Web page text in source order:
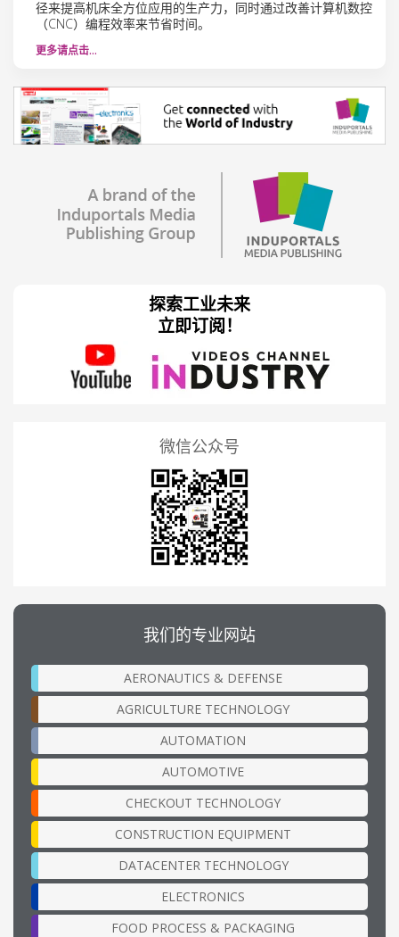
径来提高机床全方位应用的生产力，同时通过改善计算机数控
（CNC）编程效率来节省时间。
更多请点击…
探索工业未来
立即订阅！
微信公众号
我们的专业网站
AERONAUTICS & DEFENSE
AGRICULTURE TECHNOLOGY
AUTOMATION
AUTOMOTIVE
CHECKOUT TECHNOLOGY
CONSTRUCTION EQUIPMENT
DATACENTER TECHNOLOGY
ELECTRONICS
FOOD PROCESS & PACKAGING